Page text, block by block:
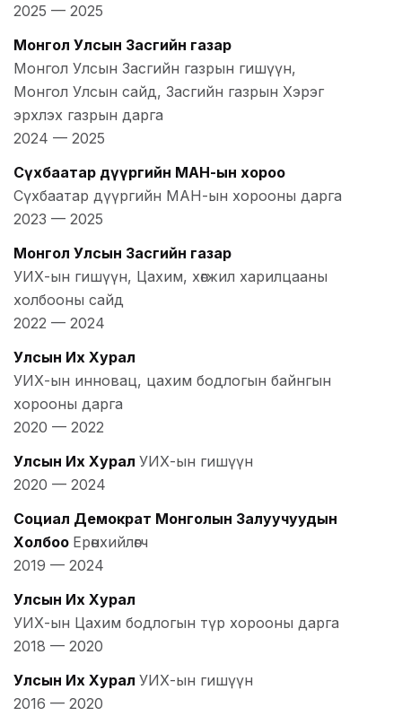
2025 — 2025
Монгол Улсын Засгийн газар
Монгол Улсын Засгийн газрын гишүүн,
Монгол Улсын сайд, Засгийн газрын Хэрэг
эрхлэх газрын дарга
2024 — 2025
Сүхбаатар дүүргийн МАН-ын хороо
Сүхбаатар дүүргийн МАН-ын хорооны дарга
2023 — 2025
Монгол Улсын Засгийн газар
УИХ-ын гишүүн, Цахим, хөгжил харилцааны
холбооны сайд
2022 — 2024
Улсын Их Хурал
УИХ-ын инновац, цахим бодлогын байнгын
хорооны дарга
2020 — 2022
Улсын Их Хурал УИХ-ын гишүүн
2020 — 2024
Социал Демократ Монголын Залуучуудын
Холбоо Ерөнхийлөгч
2019 — 2024
Улсын Их Хурал
УИХ-ын Цахим бодлогын түр хорооны дарга
2018 — 2020
Улсын Их Хурал УИХ-ын гишүүн
2016 — 2020